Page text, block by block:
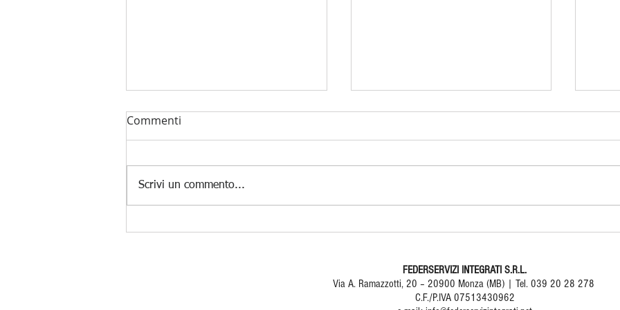
febbraio | Monza
Commenti
Scrivi un commento...
FEDERSERVIZI INTEGRATI S.R.L.
Via A. Ramazzotti, 20 – 20900 Monza (MB) | Tel. 039 20 28 278
C.F./P.IVA 07513430962